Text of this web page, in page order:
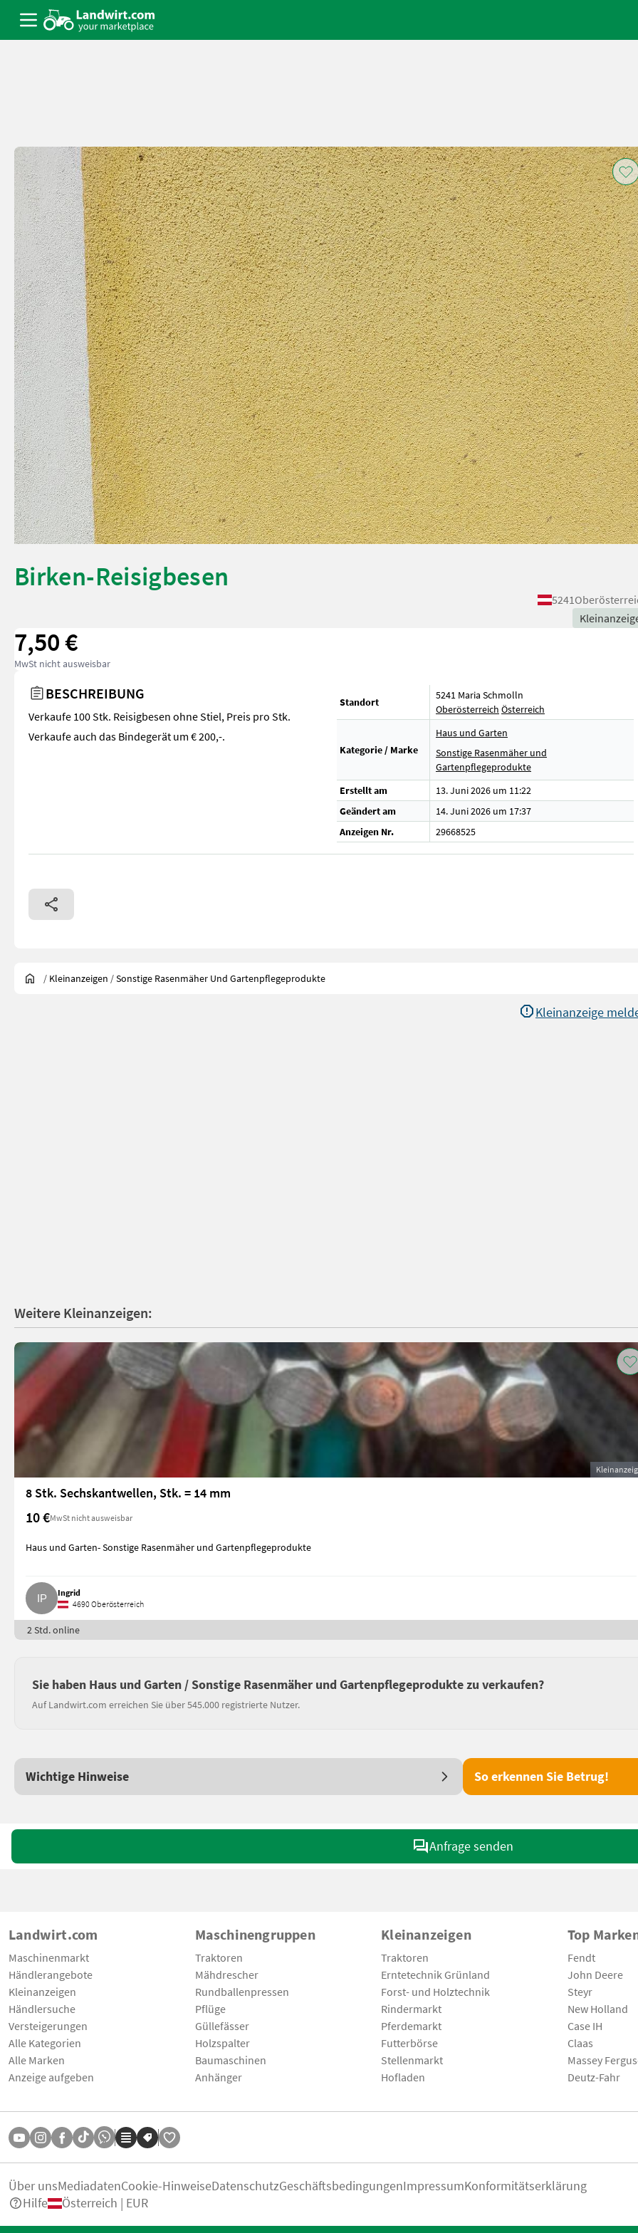
Birken-Reisigbesen
5241
7,50 €
MwSt nicht ausweisbar
BESCHREIBUNG
Verkaufe 100 Stk. Reisigbesen ohne Stiel, Preis pro Stk.
Verkaufe auch das Bindegerät um € 200,-.
Standort
5241 Maria Schmolln
Oberösterreich Österreich
Kategorie / Marke
Haus und Garten
Sonstige Rasenmäher und
Gartenpflegeprodukte
Erstellt am
13. Juni 2026 um 11:22
Geändert am
14. Juni 2026 um 17:37
Anzeigen Nr.
29668525
/ Kleinanzeigen /Sonstige Rasenmäher Und Gartenpflegeprodukte
Kleinanzeige
Weitere Kleinanzeigen:
8 Stk. Sechskantwellen, Stk. = 14 mm
10 €MwSt nicht ausweisbar
Haus und Garten- Sonstige Rasenmäher und Gartenpflegeprodukte
Ingrid
4690 Oberösterreich
2 Std. online
Sie haben Haus und Garten / Sonstige Rasenmäher und Gartenpflegeprodukte zu verkaufen?
Auf Landwirt.com erreichen Sie über 545.000 registrierte Nutzer.
Wichtige Hinweise So erkennen Sie Betrug!
Anfrage senden
Landwirt.com
Maschinenmarkt
Händlerangebote
Kleinanzeigen
Händlersuche
Versteigerungen
Alle Kategorien
Alle Marken
Anzeige aufgeben
Maschinengruppen
Traktoren
Mähdrescher
Rundballenpressen
Pflüge
Güllefässer
Holzspalter
Baumaschinen
Anhänger
Kleinanzeigen
Traktoren
Erntetechnik Grünland
Forst- und Holztechnik
Rindermarkt
Pferdemarkt
Futterbörse
Stellenmarkt
Hofladen
Top
Fendt
John Deere
Steyr
New Holland
Case IH
Claas
Massey
Deutz-Fahr
Über unsMediadatenCookie-HinweiseDatenschutzGeschäftsbedingungenImpressumKonformitätserklärung
Hilfe
Österreich | EUR